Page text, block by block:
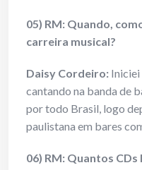
05) RM: Quando,
carreira musical?
Daisy Cordeiro: Iniciei
cantando na banda de
por todo Brasil, logo
paulistana em bares
06) RM: Quantos CDs